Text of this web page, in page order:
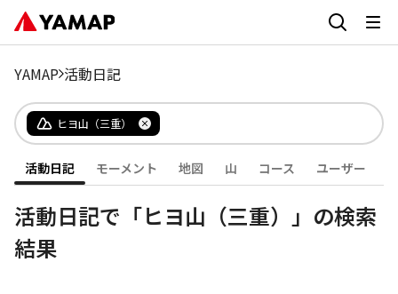
YAMAP 活動日記
ヒヨ山（三重）
活動日記 モーメント 地図 山 コース ユーザー
活動日記で「ヒヨ山（三重）」の検索
結果